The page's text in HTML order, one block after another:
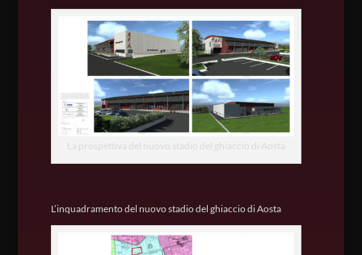
La prospettiva del nuovo stadio del ghiaccio di Aosta
L’inquadramento del nuovo stadio del ghiaccio di Aosta